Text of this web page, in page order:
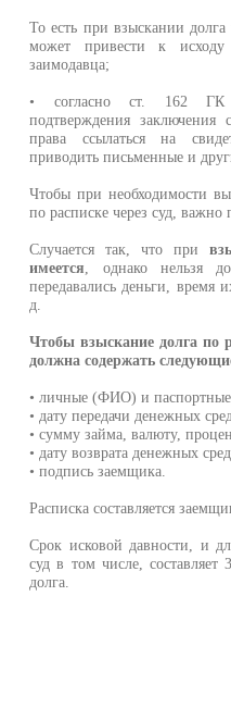
То есть при взыскании долга
может привести к исходу
заимодавца;
• согласно ст. 162 ГК
подтверждения
права ссылаться на
приводить письменные и
Чтобы при необходимости
по расписке через суд, важно
Случается так, что при
имеется , однако нельзя
передавались деньги, время
д.
Чтобы взыскание долга по
должна содержать
• личные (ФИО) и паспортные
• дату передачи денежных
• сумму займа, валюту,
• дату возврата денежных
• подпись заемщика.
Расписка составляется
Срок исковой давности, и
суд в том числе, составляет
долга.